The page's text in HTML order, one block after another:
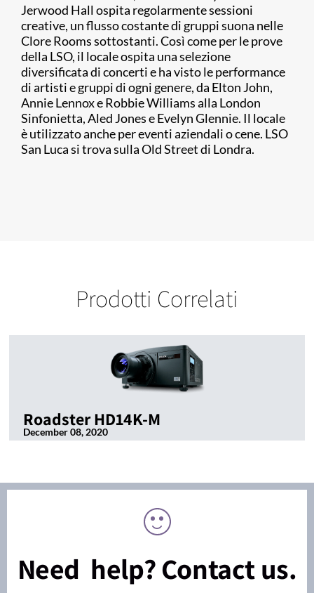
Jerwood Hall ospita regolarmente sessioni
creative, un flusso costante di gruppi suona nelle
Clore Rooms sottostanti. Così come per le prove
della LSO, il locale ospita una selezione
diversificata di concerti e ha visto le performance
di artisti e gruppi di ogni genere, da Elton John,
Annie Lennox e Robbie Williams alla London
Sinfonietta, Aled Jones e Evelyn Glennie. Il locale
è utilizzato anche per eventi aziendali o cene. LSO
San Luca si trova sulla Old Street di Londra.
Prodotti Correlati
Roadster HD14K-M
December 08, 2020
Need help? Contact us.